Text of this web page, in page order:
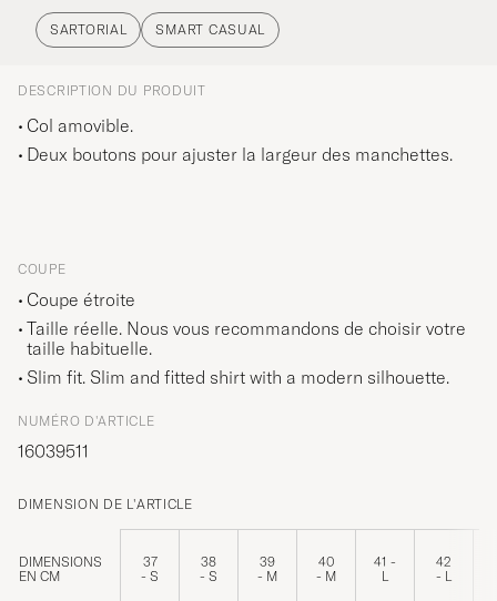
SARTORIAL SMART CASUAL
DESCRIPTION DU PRODUIT
Col amovible.
Deux boutons pour ajuster la largeur des manchettes.
COUPE
Coupe étroite
Taille réelle. Nous vous recommandons de choisir votre
taille habituelle.
Slim fit. Slim and fitted shirt with a modern silhouette.
NUMÉRO D'ARTICLE
16039511
DIMENSION DE L'ARTICLE
DIMENSIONS
EN CM
37
- S
38
- S
39
- M
40
- M
41 -
L
42
- L